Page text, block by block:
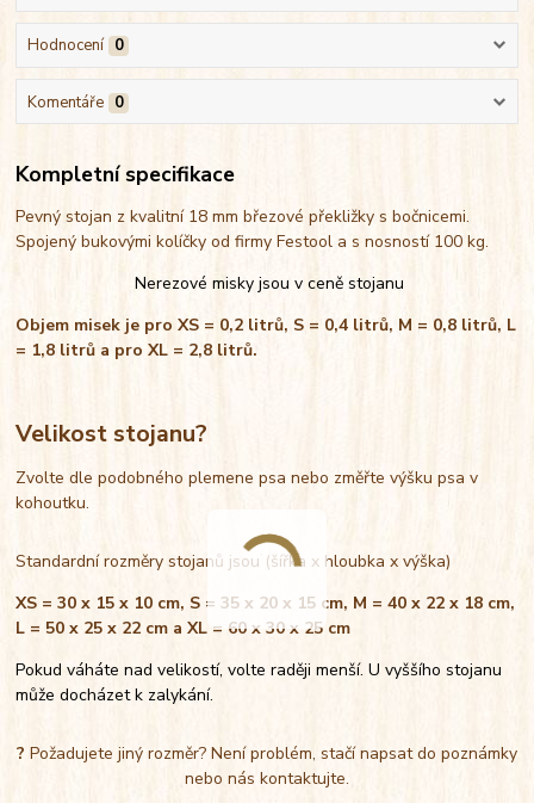
Hodnocení 0
Komentáře 0
Kompletní specifikace
Pevný stojan z kvalitní 18 mm březové překližky s bočnicemi.
Spojený bukovými kolíčky od firmy Festool a s nosností 100 kg.
Nerezové misky jsou v ceně stojanu
Objem misek je pro XS = 0,2 litrů, S = 0,4 litrů, M = 0,8 litrů, L
= 1,8 litrů a pro XL = 2,8 litrů.
Velikost stojanu?
Zvolte dle podobného plemene psa nebo změřte výšku psa v
kohoutku.
Standardní rozměry stojanů jsou (šířka x hloubka x výška)
XS = 30 x 15 x 10 cm, S = 35 x 20 x 15 cm, M = 40 x 22 x 18 cm,
L = 50 x 25 x 22 cm a XL = 60 x 30 x 25 cm
Pokud váháte nad velikostí, volte raději menší. U vyššího stojanu
může docházet k zalykání.
? Požadujete jiný rozměr? Není problém, stačí napsat do poznámky
nebo nás kontaktujte.